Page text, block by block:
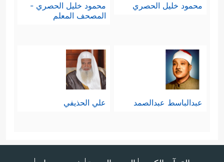
محمود خليل الحصري
محمود خليل الحصري -
المصحف المعلم
عبدالباسط عبدالصمد علي الحذيفي